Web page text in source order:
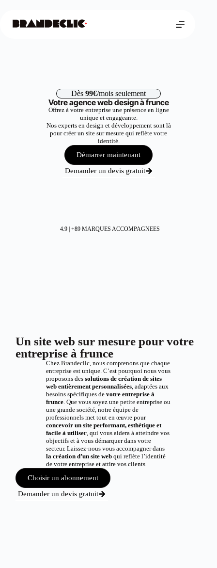
Dès 99€/mois seulement
Votre agence web design à frunce
Offrez à votre entreprise une présence en ligne
unique et engageante.
Nos experts en design et développement sont là
pour créer un site sur mesure qui reflète votre
identité.
Démarrer maintenant
Demander un devis gratuit
4.9 | +89 MARQUES ACCOMPAGNEES
Un site web sur mesure pour votre
entreprise à frunce
Chez Brandeclic, nous comprenons que chaque
entreprise est unique. C’est pourquoi nous vous
proposons des solutions de création de sites
web entièrement personnalisées, adaptées aux
besoins spécifiques de votre entreprise à
frunce. Que vous soyez une petite entreprise ou
une grande société, notre équipe de
professionnels met tout en œuvre pour
concevoir un site performant, esthétique et
facile à utiliser, qui vous aidera à atteindre vos
objectifs et à vous démarquer dans votre
secteur. Laissez-nous vous accompagner dans
la création d’un site webqui reflète l’identité
de votre entreprise et attire vos clients
Choisir un abonnement
Demander un devis gratuit